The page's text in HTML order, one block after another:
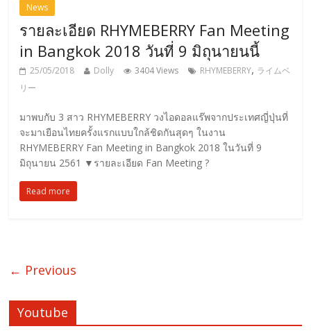
News
รายละเอียด RHYMEBERRY Fan Meeting
in Bangkok 2018 วันที่ 9 มิถุนายนนี้
25/05/2018 Dolly 3404 Views RHYMEBERRY, ライムベ
リー
มาพบกับ 3 สาว RHYMEBERRY วงไอดอลแร๊พจากประเทศญี่ปุ่นที่
จะมาเยือนไทยครั้งแรกแบบใกล้ชิดกันสุดๆ ในงาน
RHYMEBERRY Fan Meeting in Bangkok 2018 ในวันที่ 9
มิถุนายน 2561 ▼รายละเอียด Fan Meeting ?️
Read more
← Previous
Youtube